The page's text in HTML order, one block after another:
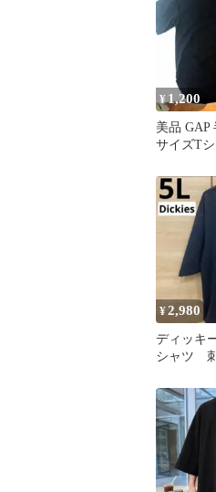
¥1,200
美品 GAP
サイズTシ
¥2,980
ディッキ
シャツ